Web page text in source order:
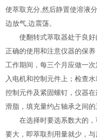
使萃取充分,然后静置使溶液
边放气,边震荡。
使翻转式萃取器处于良好
正确的使用和注意仪器的保
工作期间，每三个月应做一
入电机和控制元件上；检查
控制元件及紧固螺钉，仪器
滑脂，填充量约占轴承之间的
在选择时要选系数大的，
要大，即萃取剂用量就少，